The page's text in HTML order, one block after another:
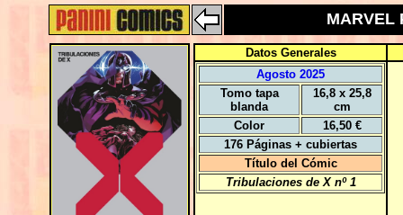
MARVEL
Datos Generales
Agosto 2025
Tomo tapa
blanda
16,8 x 25,8
cm
Color
16,50 €
176 Páginas + cubiertas
Título del Cómic
Tribulaciones de X nº 1